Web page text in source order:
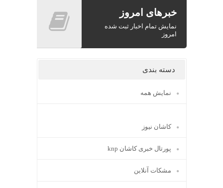
خبرهای امروز
نمایش تمام اخبار ثبت شده
دسته بندی
نمایش همه
کاشان نیوز
پورتال خبری كاشان knp
مشکات آنلاین